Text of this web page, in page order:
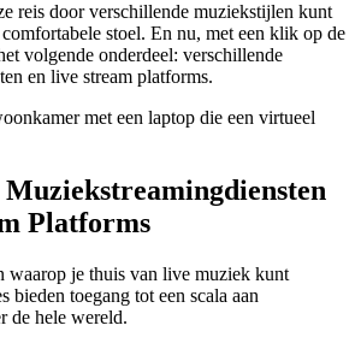
reis door verschillende muziekstijlen kunt
stoel. En nu, met een klik op de
volgende onderdeel: verschillende
en live stream platforms.
Platforms
waarop je thuis van live muziek kunt
bieden toegang tot een scala aan
de hele wereld.